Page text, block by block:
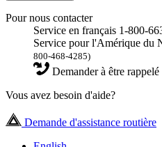
Pour nous contacter
Service en français 1-800-
Service pour l'Amérique
800-468-4285)
Demander à être rappelé
Vous avez besoin d'aide?
Demande d'assistance routière